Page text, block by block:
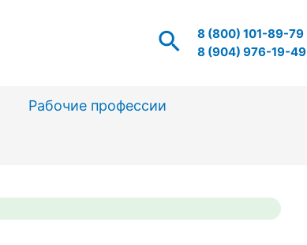
Поиск8 (800) 101-89-79
8 (904) 976-19-49
Рабочие профессии